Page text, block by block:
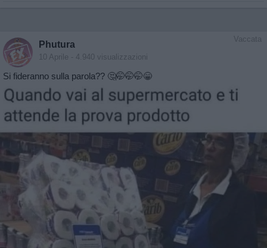
Vaccata
Phutura
10 Aprile - 4.940 visualizzazioni
Si fideranno sulla parola?? 🤔🤭🤭🤭😁